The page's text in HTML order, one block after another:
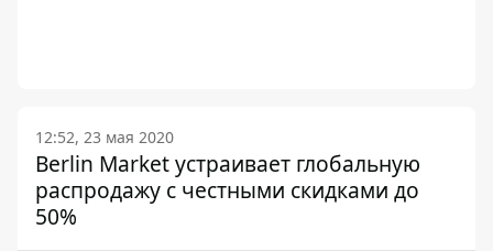
12:52, 23 мая 2020
Berlin Market устраивает глобальную
распродажу с честными скидками до
50%